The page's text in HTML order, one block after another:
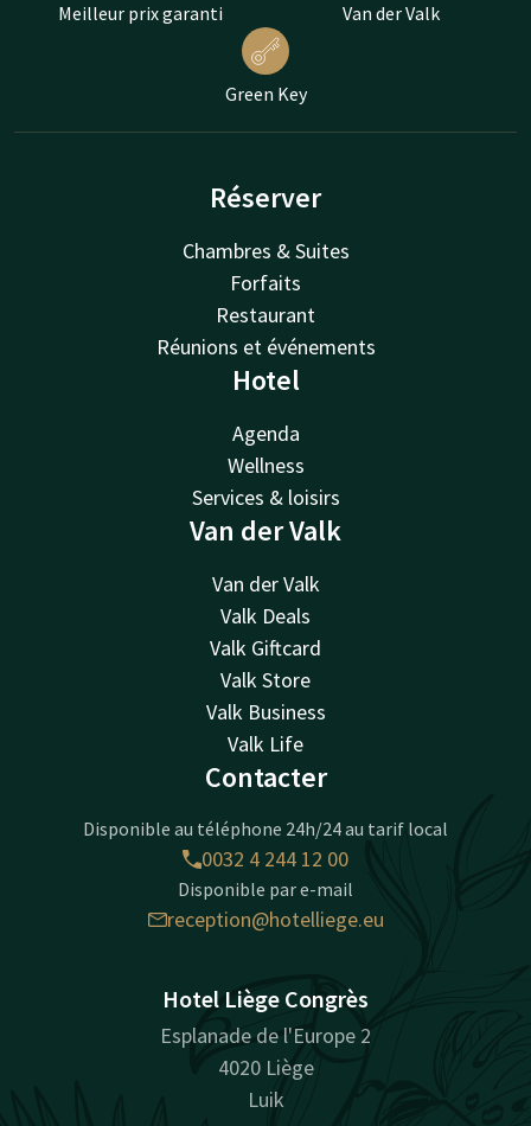
Meilleur prix garanti Van der Valk
Green Key
Réserver
Chambres & Suites
Forfaits
Restaurant
Réunions et événements
Hotel
Agenda
Wellness
Services & loisirs
Van der Valk
Van der Valk
Valk Deals
Valk Giftcard
Valk Store
Valk Business
Valk Life
Contacter
Disponible au téléphone 24h/24 au tarif local
0032 4 244 12 00
Disponible par e-mail
reception@hotelliege.eu
Hotel Liège Congrès
Esplanade de l'Europe 2
4020 Liège
Luik